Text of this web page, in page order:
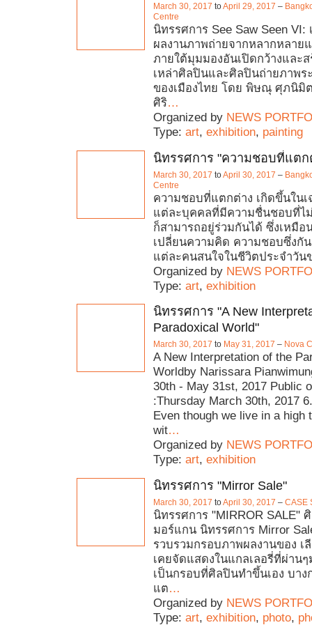
March 30, 2017 toApril 29, 2017 –
Centre
นิทรรศการ See Saw Seen VI:
ผลงานภาพถ่ายจากหลากหลาย
ภายใต้มุมมองอันเปิดกว้างและส
เหล่าศิลปินและศิลปินถ่ายภาพ
ของเมืองไทย โดย พิษณุ ศุภนิมิ
ศิริ…
Organized by NEWS
Type: art, exhibition, painting
นิทรรศการ "ความชอบที่แตก
March 30, 2017 toApril 30, 2017 –
Centre
ความชอบที่แตกต่าง เกิดขึ้นในเ
แต่ละบุคคลที่มีความชื่นชอบที่ไ
ก็สามารถอยู่ร่วมกันได้ ซึ่งเหมือ
เปลี่ยนความคิด ความชอบซึ่งกั
แต่ละคนสนใจในชีวิตประจำวัน
Organized by NEWS
Type: art, exhibition
นิทรรศการ "A New
Paradoxical World"
March 30, 2017 to May 31, 2017 – Nova
A New Interpretation of the
Worldby Narissara
30th - May 31st, 2017 Public
:Thursday March 30th, 2017
Even though we live in a high
wit…
Organized by NEWS
Type: art, exhibition
นิทรรศการ "Mirror Sale"
March 30, 2017 toApril 30, 2017 – CASE
นิทรรศการ "MIRROR SALE"
มอร์แกน นิทรรศการ Mirror
รวบรวมกรอบภาพผลงานของ
เคยจัดแสดงในแกลเลอรี่ที่ผ่าน
เป็นกรอบที่ศิลปินทำขึ้นเอง บาง
แต…
Organized by NEWS
Type: art, exhibition, photo,